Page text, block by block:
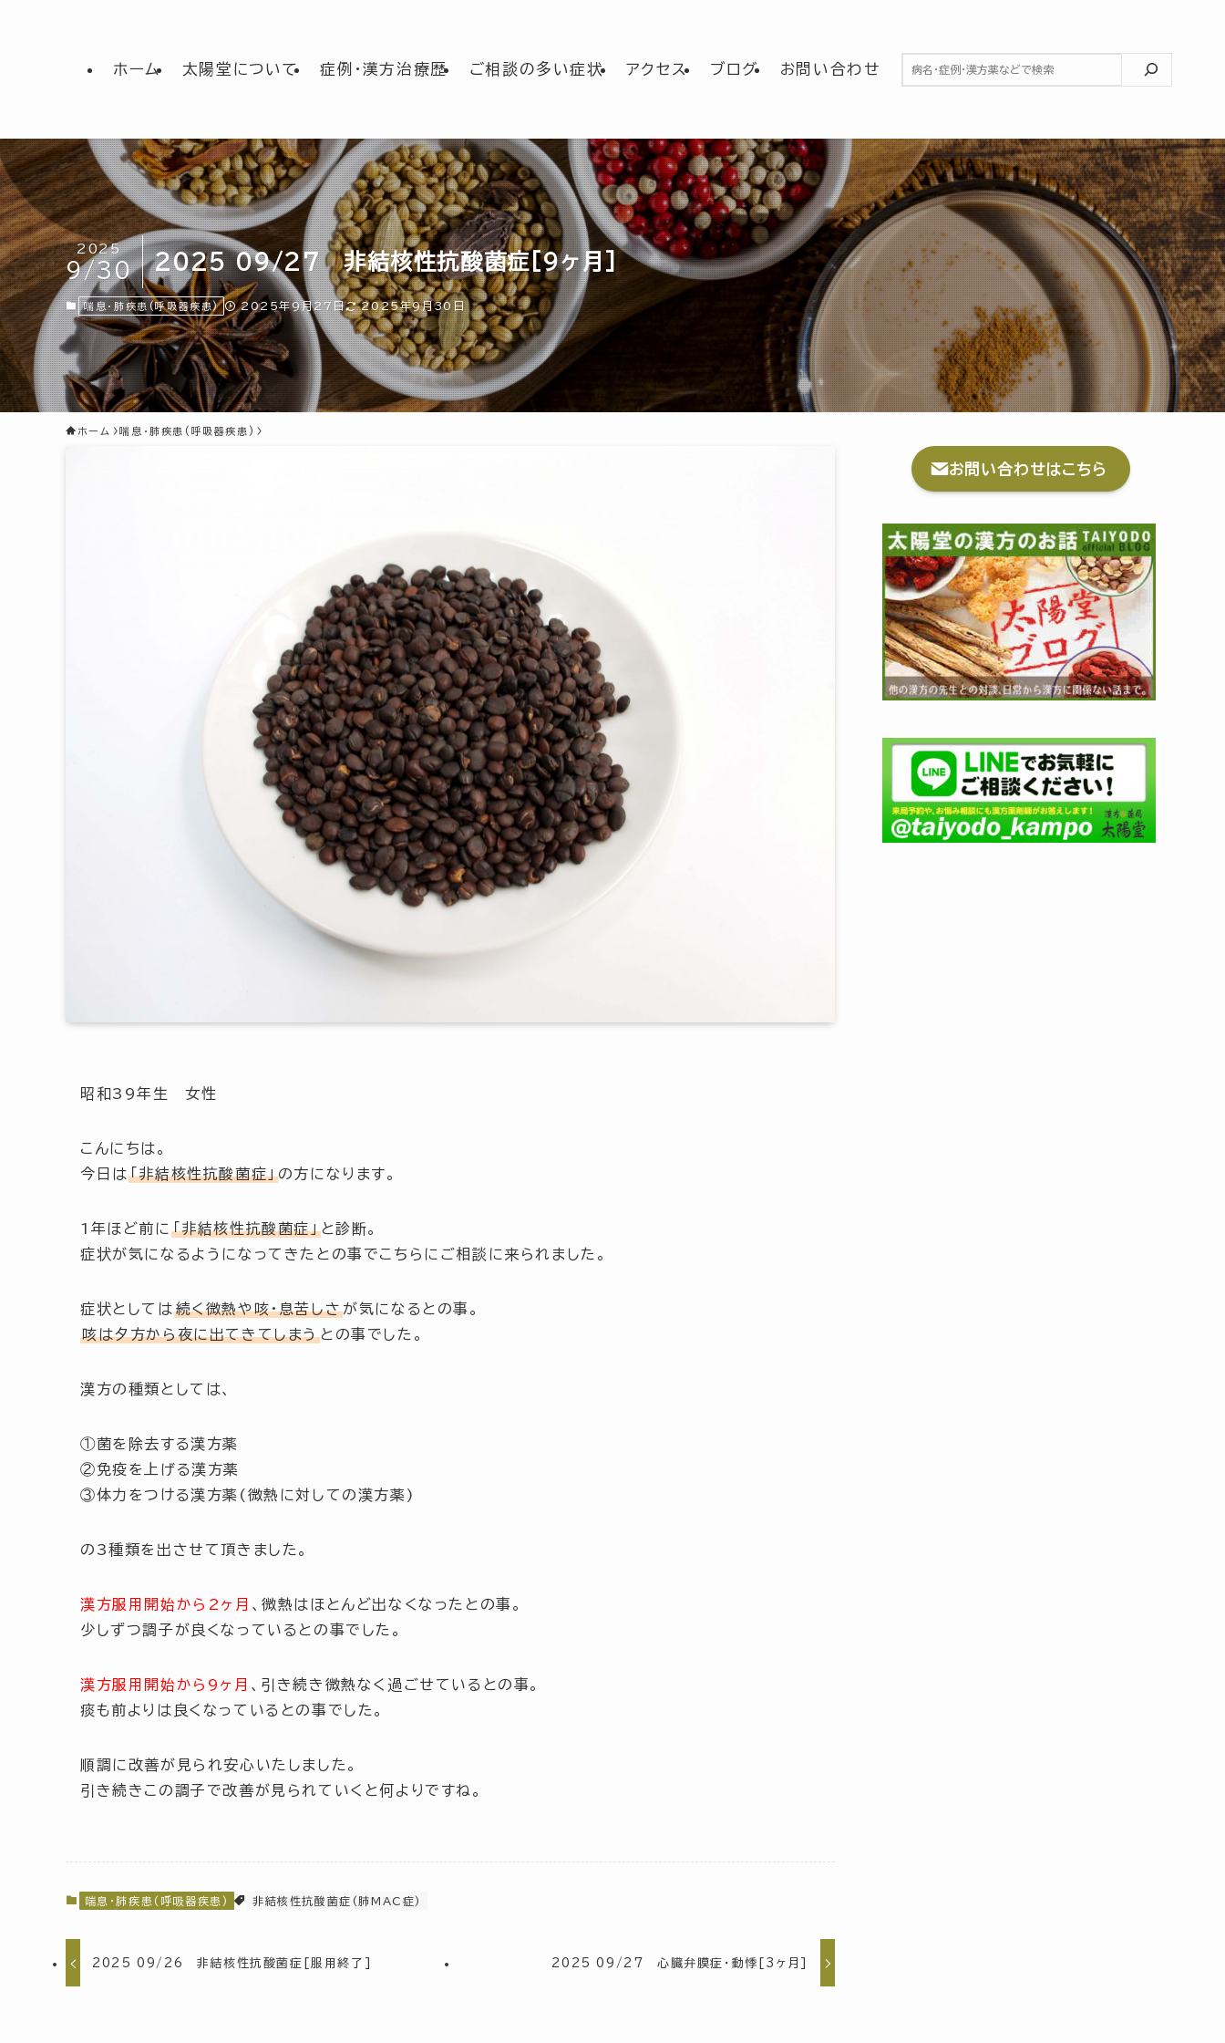
ホーム 太陽堂について 症例・漢方治療歴 ご相談の多い症状 アクセス ブログ お問い合わせ 検索
2025 09/27 非結核性抗酸菌症[9ヶ月]
2025
9/30
喘息・肺疾患(呼吸器疾患) 2025年9月27日 2025年9月30日
ホーム 喘息・肺疾患(呼吸器疾患)
昭和39年生 女性
こんにちは。
今日は 「非結核性抗酸菌症」の方になります。
1年ほど前に 「非結核性抗酸菌症」と診断。
症状が気になるようになってきたとの事でこちらにご相談に来られました。
症状としては 続く微熱や咳・息苦しさが気になるとの事。
咳は夕方から夜に出てきてしまう との事でした。
漢方の種類としては、
①菌を除去する漢方薬
②免疫を上げる漢方薬
③体力をつける漢方薬(微熱に対しての漢方薬)
の3種類を出させて頂きました。
漢方服用開始から2ヶ月 、微熱はほとんど出なくなったとの事。
少しずつ調子が良くなっているとの事でした。
漢方服用開始から9ヶ月 、引き続き微熱なく過ごせているとの事。
痰も前よりは良くなっているとの事でした。
順調に改善が見られ安心いたしました。
引き続きこの調子で改善が見られていくと何よりですね。
喘息・肺疾患(呼吸器疾患) 非結核性抗酸菌症(肺MAC症)
2025 09/26 非結核性抗酸菌症[服用終了] 2025 09/27 心臓弁膜症・動悸[3ヶ月]
お問い合わせはこちら